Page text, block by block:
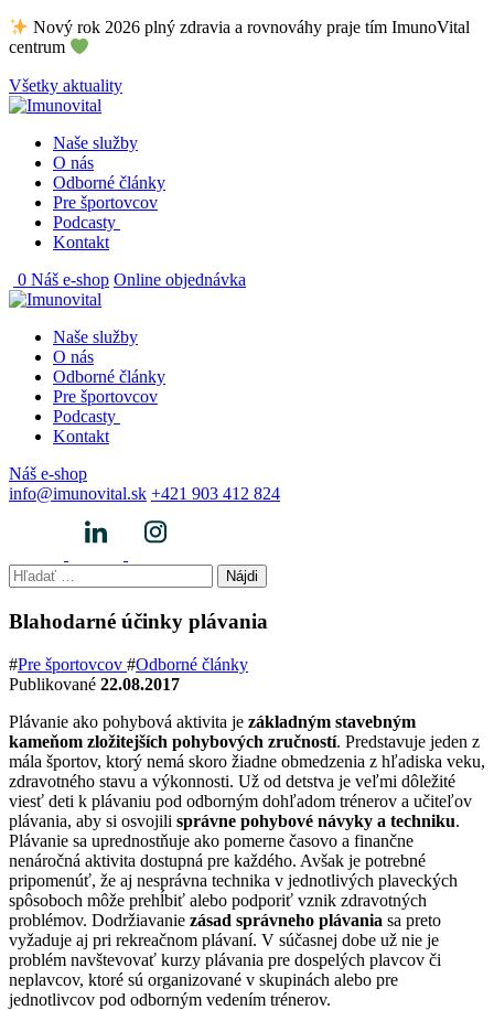
Skip
to
Nový rok 2026 plný zdravia a rovnováhy praje tím ImunoVital
centrum
Všetky aktuality
Naše služby
O nás
Odborné články
Pre športovcov
Podcasty
Kontakt
0 Náš e-shop Online objednávka
Naše služby
O nás
Odborné články
Pre športovcov
Podcasty
Kontakt
Náš e-shop
info@imunovital.sk +421 903 412 824
Hľadať:
Blahodarné účinky plávania
#Pre športovcov #Odborné články
Publikované 22.08.2017
Plávanie ako pohybová aktivita je základným stavebným
kameňom zložitejších pohybových zručností. Predstavuje jeden z
mála športov, ktorý nemá skoro žiadne obmedzenia z hľadiska veku,
zdravotného stavu a výkonnosti. Už od detstva je veľmi dôležité
viesť deti k plávaniu pod odborným dohľadom trénerov a učiteľov
plávania, aby si osvojili správne pohybové návyky a techniku.
Plávanie sa uprednostňuje ako pomerne časovo a finančne
nenáročná aktivita dostupná pre každého. Avšak je potrebné
pripomenúť, že aj nesprávna technika v jednotlivých plaveckých
spôsoboch môže prehĺbiť alebo podporiť vznik zdravotných
problémov. Dodržiavanie zásad správneho plávania sa preto
vyžaduje aj pri rekreačnom plávaní. V súčasnej dobe už nie je
problém navštevovať kurzy plávania pre dospelých plavcov či
neplavcov, ktoré sú organizované v skupinách alebo pre
jednotlivcov pod odborným vedením trénerov.